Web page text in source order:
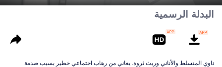
البدلة الرسمية
ناوي المتسلط والأناني وريث ثروة. يعاني من رهاب اجتماعي خطير بسبب صدمة